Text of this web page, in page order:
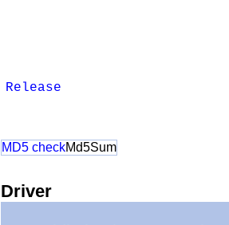
Release
MD5 checkMd5Sum
Driver